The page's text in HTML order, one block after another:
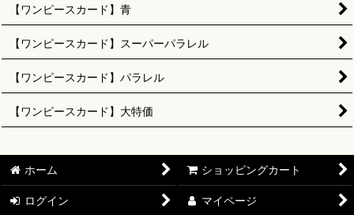
【ワンピースカード】青
【ワンピースカード】スーパーパラレル
【ワンピースカード】パラレル
【ワンピースカード】大特価
ホーム ショッピングカート
ログイン マイページ